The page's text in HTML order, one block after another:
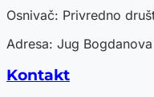
Osnivač: Privredno
Adresa: Jug
Kontakt